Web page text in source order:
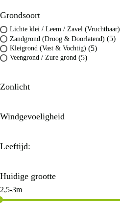
Grondsoort
Lichte klei / Leem / Zavel (Vruchtbaar)
Zandgrond (Droog & Doorlatend) (5)
Kleigrond (Vast & Vochtig) (5)
Veengrond / Zure grond (5)
Zonlicht
Windgevoeligheid
Leeftijd:
Huidige grootte
2,5-3m